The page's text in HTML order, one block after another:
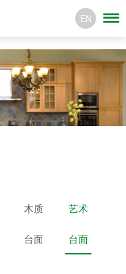
EN
木质
台面
艺术
台面